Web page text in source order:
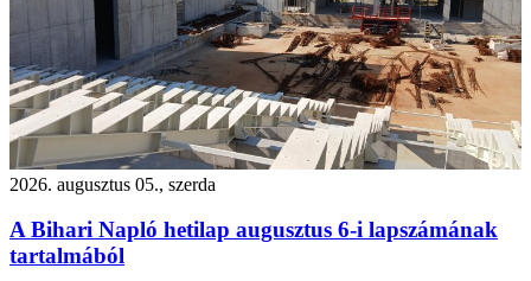
2026. augusztus 05., szerda
A Bihari Napló hetilap augusztus 6-i lapszámának
tartalmából